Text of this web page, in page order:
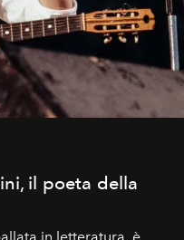
il poeta della